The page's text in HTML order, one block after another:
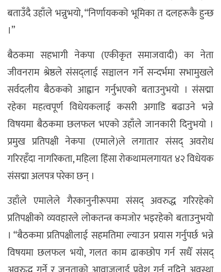
बताउँदै उहाँले भन्नुभयो, “निर्णायकको भूमिका त दलहरूकै हुन्छ
।”
बैठकमा सहभागी नेकपा (एकीकृत समाजवादी) का नेता
जीवनराम श्रेष्ठले संसद्लाई सञ्चालन गर्ने सन्दर्भमा सभामुखले
सर्वदलीय बैठकको आह्वान गर्नुभएको बताउनुभयो । संसद्मा
रहेका महत्वपूर्ण विधेयकलाई कसरी अगाडि बढाउने भन्ने
विषयमा बैठकमा छलफल भएको उहाँले जानकारी दिनुभयो ।
प्रमुख प्रतिपक्षी नेकपा (एमाले)ले लगातार संसद् अवरोध
गरिरहँदा नागरिकता, महिला हिंसा रोकथामलगायत ४२ विधेयक
संसद्मा अलपत्र परेका छन् ।
उहाँले एमालेले गैरकानुनीरूपमा संसद् अवरुद्ध गरिरहेको
प्रतिपक्षीको व्यवहारले लोकतन्त्र कमजोर भइरहेको बताउनुभयो
। “बैठकमा प्रतिपक्षीलाई सहमतिमा ल्याउन प्रयास गर्नुपर्छ भन्ने
विषयमा छलफल भयो, गलत काम ढाकछोप गर्न सधैँ संसद्